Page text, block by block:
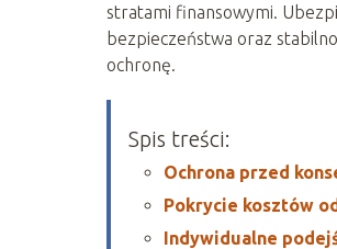
stratami finansowymi.
bezpieczeństwa oraz
ochronę.
Spis treści:
Ochrona przed
Pokrycie kosztów
Indywidualne